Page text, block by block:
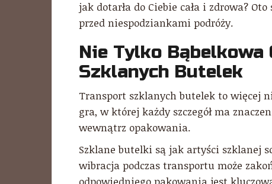
jak dotarła do Ciebie cała i zdrowa?
przed niespodziankami podróży.
Nie Tylko Bąbelkowa
Szklanych Butelek
Transport szklanych butelek to więcej
gra, w której każdy szczegół ma
wewnątrz opakowania.
Szklane butelki są jak artyści szklanej
wibracja podczas transportu może